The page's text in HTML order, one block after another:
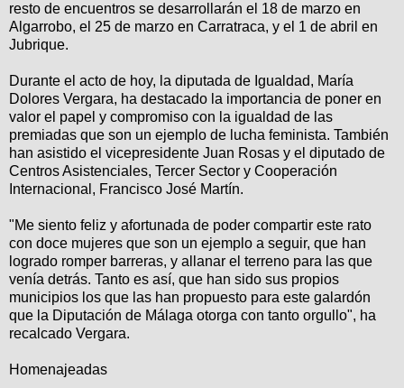
resto de encuentros se desarrollarán el 18 de marzo en
Algarrobo, el 25 de marzo en Carratraca, y el 1 de abril en
Jubrique.
Durante el acto de hoy, la diputada de Igualdad, María
Dolores Vergara, ha destacado la importancia de poner en
valor el papel y compromiso con la igualdad de las
premiadas que son un ejemplo de lucha feminista. También
han asistido el vicepresidente Juan Rosas y el diputado de
Centros Asistenciales, Tercer Sector y Cooperación
Internacional, Francisco José Martín.
"Me siento feliz y afortunada de poder compartir este rato
con doce mujeres que son un ejemplo a seguir, que han
logrado romper barreras, y allanar el terreno para las que
venía detrás. Tanto es así, que han sido sus propios
municipios los que las han propuesto para este galardón
que la Diputación de Málaga otorga con tanto orgullo", ha
recalcado Vergara.
Homenajeadas